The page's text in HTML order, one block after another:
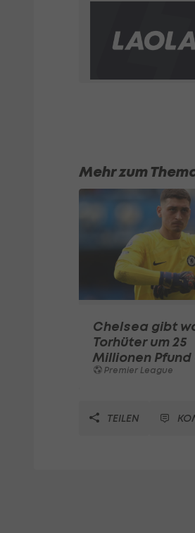
Mehr zum
Chelsea gibt
Torhüter um 25
Millionen Pfund
Premier League
TEILEN